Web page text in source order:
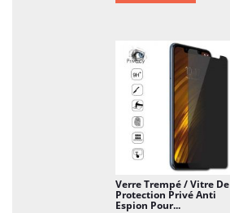
Verre Trempé / Vitre De
Protection Privé Anti
Espion Pour...